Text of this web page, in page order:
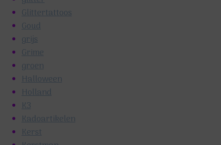
Glittertattoos
Goud
grijs
Grime
groen
Halloween
Holland
K3
Kadoartikelen
Kerst